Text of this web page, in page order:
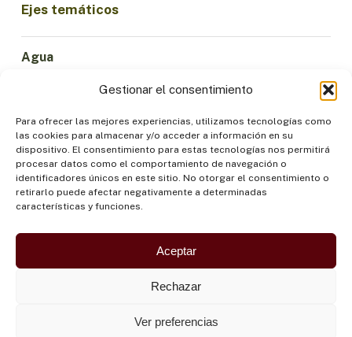
Gestionar el consentimiento
Para ofrecer las mejores experiencias, utilizamos tecnologías como
las cookies para almacenar y/o acceder a información en su
dispositivo. El consentimiento para estas tecnologías nos permitirá
procesar datos como el comportamiento de navegación o
identificadores únicos en este sitio. No otorgar el consentimiento o
retirarlo puede afectar negativamente a determinadas
características y funciones.
Aceptar
Rechazar
Ver preferencias
Ejes temáticos
Agua
Economía Sostenible
Bosques y Biodiversidad
Institucionalidad
Participación
Pueblos Indígenas